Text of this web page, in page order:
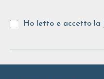
Ho letto e accetto la